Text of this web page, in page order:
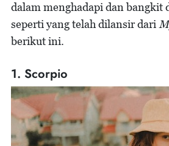
dalam menghadapi dan bangkit
seperti yang telah dilansir dari
berikut ini.
1. Scorpio